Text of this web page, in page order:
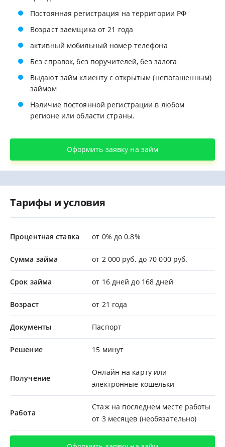
Постоянная регистрация на территории РФ
Возраст заемщика от 21 года
активный мобильный номер телефона
Без справок, без поручителей, без залога
Выдают займ клиенту с открытым (непогашенным)
займом
Наличие постоянной регистрации в любом
регионе или области страны.
Оформить заявку на займ
Тарифы и условия
Процентная ставка от 0% до 0.8%
Сумма займа от 2 000 руб. до 70 000 руб.
Срок займа от 16 дней до 168 дней
Возраст от 21 года
Документы Паспорт
Решение 15 минут
Получение
Онлайн на карту или
электронные кошельки
Работа
Стаж на последнем месте работы
от 3 месяцев (необязательно)